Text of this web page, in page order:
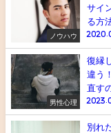
ノウハウ
サイ
る方
男性心理
復縁
違う
直す
別れ